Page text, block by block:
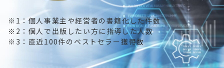
※1：個人事業主や経営者の書籍化した件数
※2：個人で出版したい方に指導した人数
※3：直近100件のベストセラー獲得数